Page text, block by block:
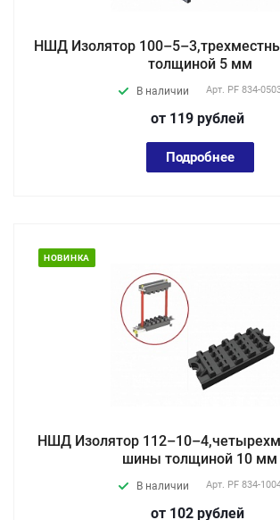
НШД Изолятор
толщиной 5 мм
В наличии Арт. PF 834-
от 119 рублей
Подробнее
НОВИНКА
НШД Изолятор
шины толщиной 10 мм
В наличии Арт. PF 834-
от 102 рублей